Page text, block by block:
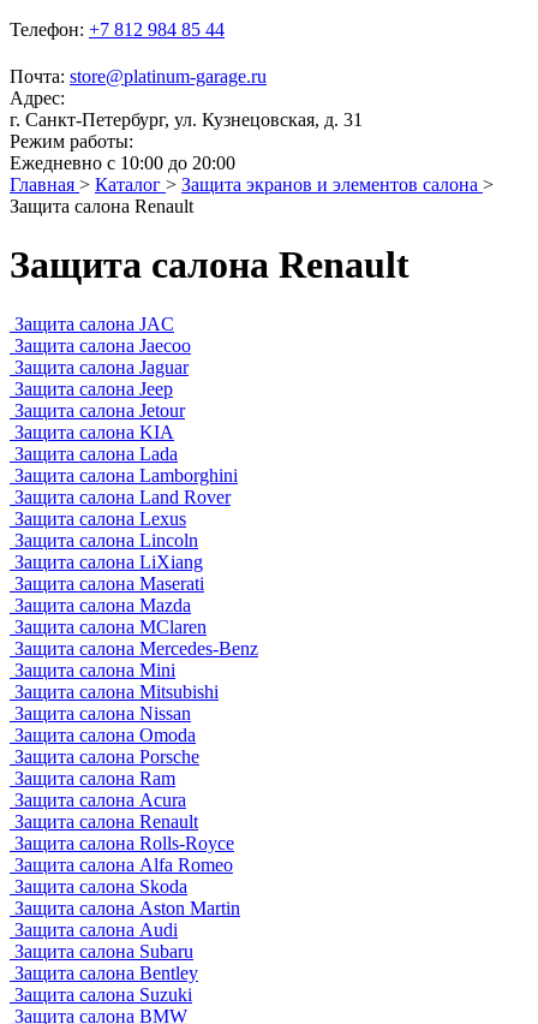
Телефон: +7 812 984 85 44
Почта: store@platinum-garage.ru
Адрес:
г. Санкт-Петербург, ул. Кузнецовская, д. 31
Режим работы:
Ежедневно с 10:00 до 20:00
Главная > Каталог > Защита экранов и элементов салона >
Защита салона Renault
Защита салона Renault
Защита салона JAC
Защита салона Jaecoo
Защита салона Jaguar
Защита салона Jeep
Защита салона Jetour
Защита салона KIA
Защита салона Lada
Защита салона Lamborghini
Защита салона Land Rover
Защита салона Lexus
Защита салона Lincoln
Защита салона LiXiang
Защита салона Maserati
Защита салона Mazda
Защита салона MClaren
Защита салона Mercedes-Benz
Защита салона Mini
Защита салона Mitsubishi
Защита салона Nissan
Защита салона Omoda
Защита салона Porsche
Защита салона Ram
Защита салона Acura
Защита салона Renault
Защита салона Rolls-Royce
Защита салона Alfa Romeo
Защита салона Skoda
Защита салона Aston Martin
Защита салона Audi
Защита салона Subaru
Защита салона Bentley
Защита салона Suzuki
Защита салона BMW